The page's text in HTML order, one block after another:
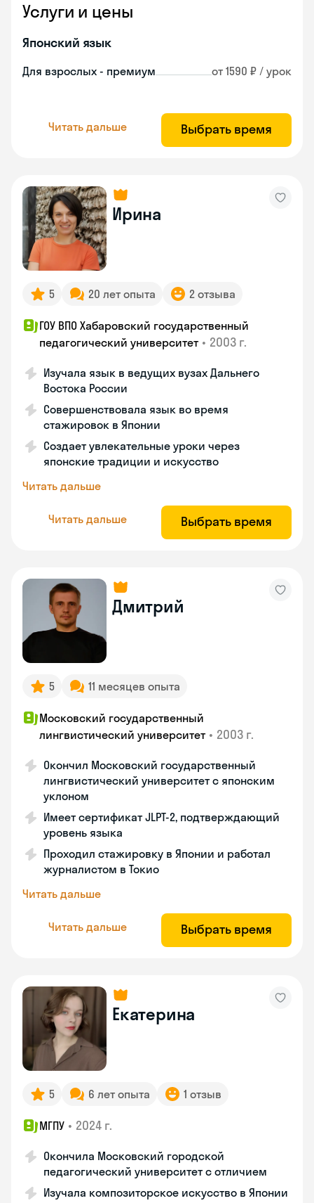
Услуги и цены
Японский язык
Для взрослых - премиум от 1590 ₽ / урок
Читать дальше Выбрать время
Ирина
5 20 лет опыта 2 отзыва
ГОУ ВПО Хабаровский государственный
педагогический университет • 2003 г.
Изучала язык в ведущих вузах Дальнего
Востока России
Совершенствовала язык во время
стажировок в Японии
Создает увлекательные уроки через
японские традиции и искусство
Читать дальше
Читать дальше Выбрать время
Дмитрий
5 11 месяцев опыта
Московский государственный
лингвистический университет • 2003 г.
Окончил Московский государственный
лингвистический университет с японским
уклоном
Имеет сертификат JLPT-2, подтверждающий
уровень языка
Проходил стажировку в Японии и работал
журналистом в Токио
Читать дальше
Читать дальше Выбрать время
Екатерина
5 6 лет опыта 1 отзыв
МГПУ • 2024 г.
Окончила Московский городской
педагогический университет с отличием
Изучала композиторское искусство в Японии